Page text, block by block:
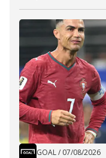
GOAL/ 07/08/2026